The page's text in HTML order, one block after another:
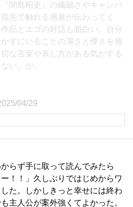
間島昭史』の繊細さやキャンバ
先で触れる感覚が伝わってく
品とエゴの対話も面白い。自分
ずにいることの潔さと儚さを感
な言葉や表し方がある気がする
い」が。
04/29
らず手に取って読んでみたら
ー！！」久しぶりではじめからワ
た。しかしきっと幸せには終わ
主人公が案外強くてよかった。